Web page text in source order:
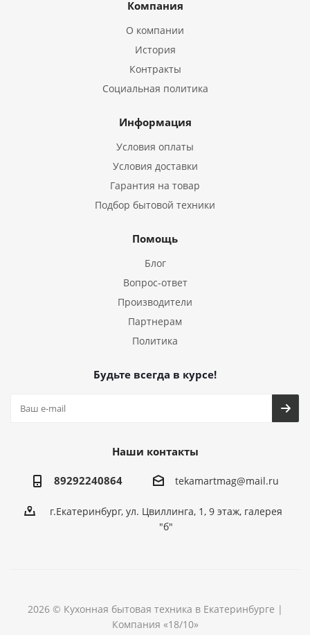
Компания
О компании
История
Контракты
Социальная политика
Информация
Условия оплаты
Условия доставки
Гарантия на товар
Подбор бытовой техники
Помощь
Блог
Вопрос-ответ
Производители
Партнерам
Политика
Будьте всегда в курсе!
Наши контакты
89292240864 tekamartmag@mail.ru
г.Екатеринбург, ул. Цвиллинга, 1, 9 этаж, галерея
"б"
2026 © Кухонная бытовая техника в Екатеринбурге |
Компания «18/10»